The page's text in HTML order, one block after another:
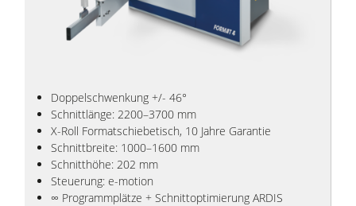
Doppelschwenkung +/- 46°
Schnittlänge: 2200–3700 mm
X-Roll Formatschiebetisch, 10 Jahre Garantie
Schnittbreite: 1000–1600 mm
Schnitthöhe: 202 mm
Steuerung: e-motion
∞ Programmplätze + Schnittoptimierung ARDIS